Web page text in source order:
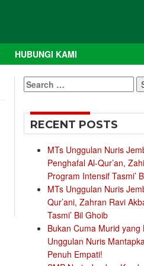
HUBUNGI KAMI
Search
for:
RECENT POSTS
MTs Unggulan Nuris
Penghafal Al-Qur’an,
Program Intensif Tasmi’
MTs Unggulan Nuris
Qur’ani, Zahran Ravi
Tasmi’ Bil Ghoib
Bukan Cuma Murid yang
Unggulan Nuris
Penuh Empati!